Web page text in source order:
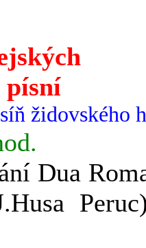
písní
židovského
Dua